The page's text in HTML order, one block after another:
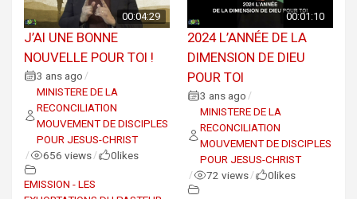
00:04:29
J’AI UNE BONNE
NOUVELLE POUR TOI !
3 ans ago /
MINISTERE DE LA
RECONCILIATION
MOUVEMENT DE DISCIPLES
POUR JESUS-CHRIST
/ 656 views / 0likes
EMISSION - LES
00:01:10
2024 L’ANNÉE DE LA
DIMENSION DE DIEU
POUR TOI
3 ans ago /
MINISTERE DE LA
RECONCILIATION
MOUVEMENT DE DISCIPLES
POUR JESUS-CHRIST
/ 72 views / 0likes